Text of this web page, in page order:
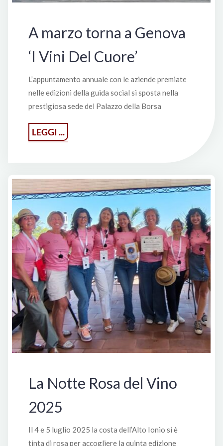
A marzo torna a Genova
‘I Vini Del Cuore’
L’appuntamento annuale con le aziende premiate
nelle edizioni della guida social si sposta nella
prestigiosa sede del Palazzo della Borsa
LEGGI ...
marzo
Genova
Vini
Del
Cuore’"
La Notte Rosa del Vino
2025
Il 4 e 5 luglio 2025 la costa dell’Alto Ionio si è
tinta di rosa per accogliere la quinta edizione